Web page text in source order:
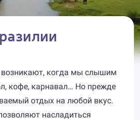
возникают, когда мы слышим
кофе, карнавал… Но прежде
отдых на любой вкус.
насладиться